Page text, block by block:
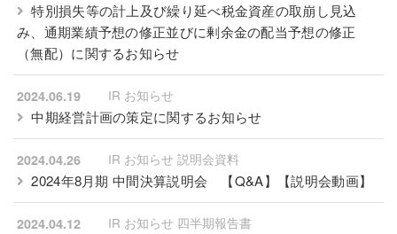
特別損失等の計上及び繰り延べ税金資産の取崩し見込
み、通期業績予想の修正並びに剰余金の配当予想の修正
（無配）に関するお知らせ
2024.06.19 IR お知らせ
中期経営計画の策定に関するお知らせ
2024.04.26 IR お知らせ 説明会資料
2024年8月期 中間決算説明会 【Q&A】 【説明会動画】
2024.04.12 IR お知らせ 四半期報告書